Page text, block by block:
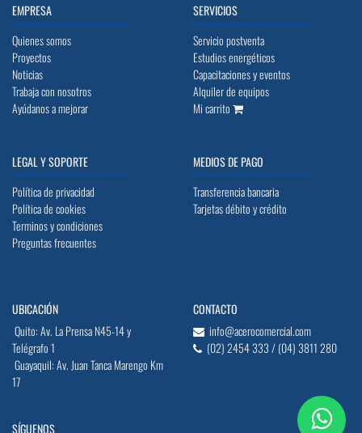
EMPRESA
Quienes somos
Proyectos
Noticias
Trabaja con nosotros
Ayúdanos a mejorar
SERVICIOS
Servicio postventa
Estudios energéticos
Capacitaciones y eventos
Alquiler de equipos
Mi carrito
LEGAL Y SOPORTE
Política de privacidad
Política de cookies
Terminos y condiciones
Preguntas frecuentes
MEDIOS DE PAGO
Transferencia bancaria
Tarjetas débito y crédito
UBICACIÓN
Quito: Av. La Prensa N45-14 y
Telégrafo 1
Guayaquil: Av. Juan Tanca Marengo Km
17
CONTACTO
info@acerocomercial.com
(02) 2454 333 / (04) 3811 280
SÍGUENOS